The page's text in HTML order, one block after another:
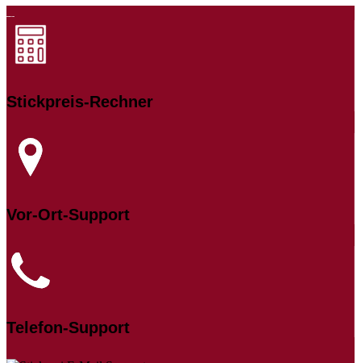
Stickpreis-Rechner
Vor-Ort-Support
Telefon-Support